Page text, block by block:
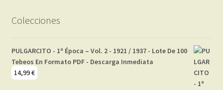
Colecciones
PULGARCITO - 1ª Época – Vol. 2 - 1921 / 1937 - Lote De 100
Tebeos En Formato PDF - Descarga Inmediata
14,99€